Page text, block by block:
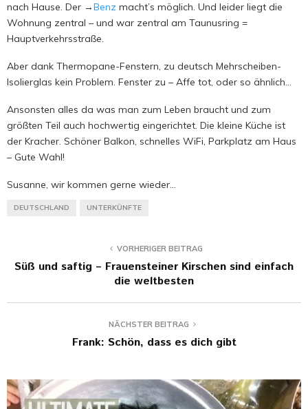
nach Hause. Der →Benz macht’s möglich. Und leider liegt die
Wohnung zentral – und war zentral am Taunusring =
Hauptverkehrsstraße.
Aber dank Thermopane-Fenstern, zu deutsch Mehrscheiben-
Isolierglas kein Problem. Fenster zu – Affe tot, oder so ähnlich…
Ansonsten alles da was man zum Leben braucht und zum
größten Teil auch hochwertig eingerichtet. Die kleine Küche ist
der Kracher. Schöner Balkon, schnelles WiFi, Parkplatz am Haus
– Gute Wahl!
Susanne, wir kommen gerne wieder…
DEUTSCHLAND UNTERKÜNFTE
VORHERIGER BEITRAG
Süß und saftig – Frauensteiner Kirschen sind einfach
die weltbesten
NÄCHSTER BEITRAG
Frank: Schön, dass es dich gibt